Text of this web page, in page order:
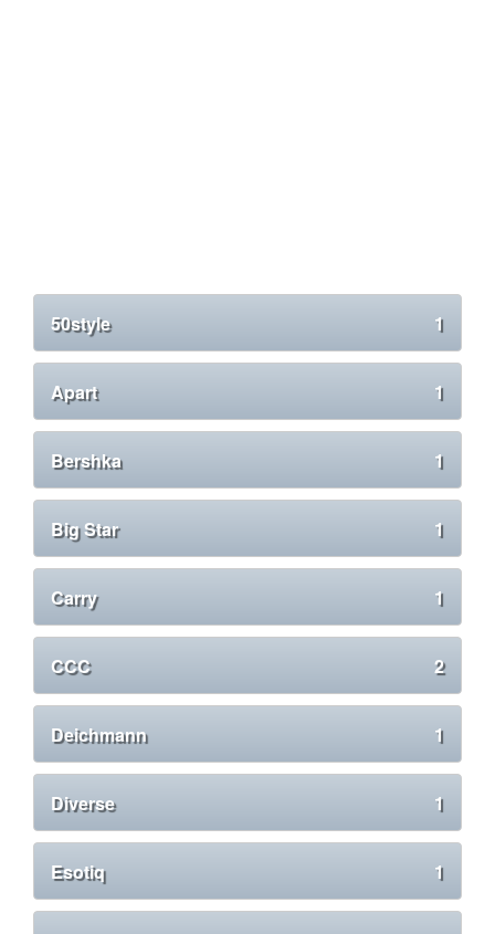
50style 1
Apart 1
Bershka 1
Big Star 1
Carry 1
CCC 2
Deichmann 1
Diverse 1
Esotiq 1